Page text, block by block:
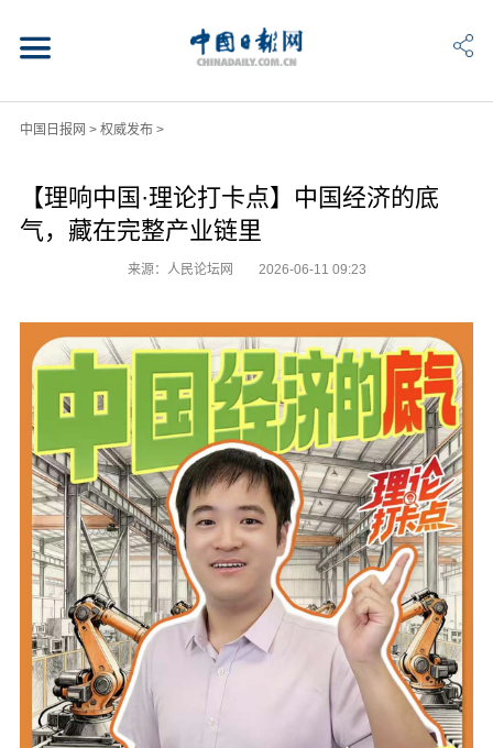
中国日报网 > 权威发布>
【理响中国·理论打卡点】中国经济的底
气，藏在完整产业链里
来源：人民论坛网 2026-06-11 09:23